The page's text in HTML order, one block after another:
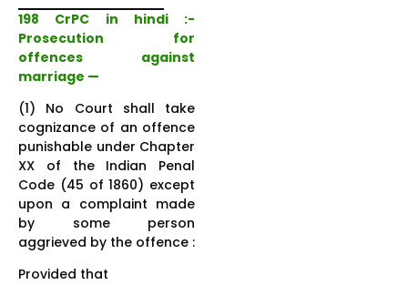
198 CrPC in hindi :-
Prosecution for
offences against
marriage —
(1) No Court shall take
cognizance of an offence
punishable under Chapter
XX of the Indian Penal
Code (45 of 1860) except
upon a complaint made
by some person
aggrieved by the offence :
Provided that